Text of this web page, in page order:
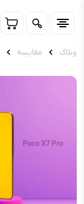
وبلاگ مقایسه